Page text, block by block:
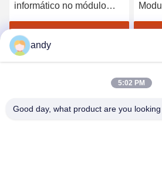
informático no módulo
SoM LCB3566 Braço
ODM
Obtenha o melhor preço
andy
5:02 PM
Good day, what product are you